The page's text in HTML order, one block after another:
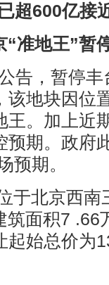
超600亿接
“准地王”暂
告，暂停
该地块因位
王。加上近
期。政府
预期。
于北京西南
面积7 .66
起始总价为